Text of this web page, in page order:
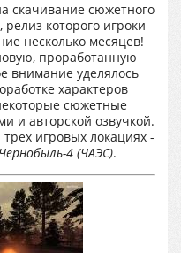
скачивание сюжетного
, релиз которого игроки
несколько месяцев!
проработанную
внимание уделялось
характеров
сюжетные
и авторской озвучкой.
игровых локациях -
4 (ЧАЭС).